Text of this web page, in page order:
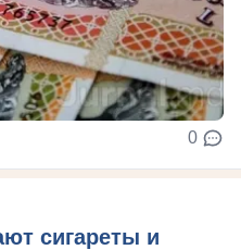
0
сигареты и